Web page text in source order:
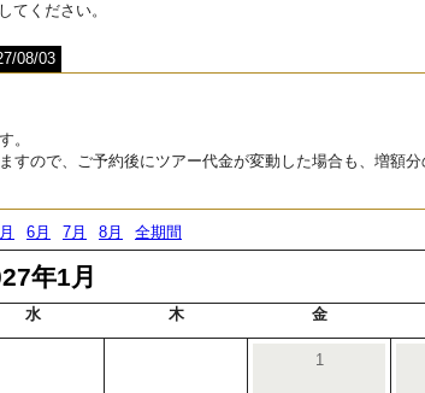
てください。
08/03
。
すので、ご予約後にツアー代金が変動した場合も、増額分
6月 7月 8月 全期間
年1月
水 木 金
1